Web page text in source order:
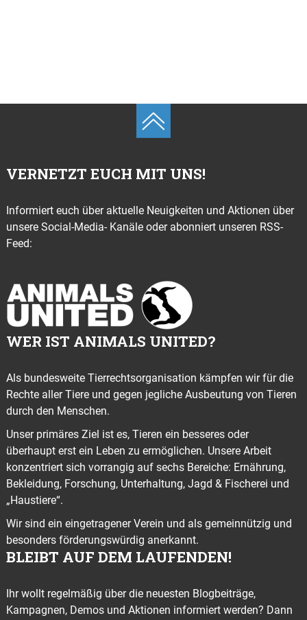
VERNETZT EUCH MIT UNS!
Informiert euch über aktuelle Neuigkeiten und Aktionen über
unsere Social-Media- Kanäle oder abonniert unseren RSS-
Feed:
WER IST ANIMALS UNITED?
Als bundesweite Tierrechtsorganisation kämpfen wir für die
Rechte aller Tiere und gegen jegliche Ausbeutung von Tieren
durch den Menschen.
Unser primäres Ziel ist es, Tieren ein besseres oder
überhaupt erst ein Leben zu ermöglichen. Unsere Arbeit
konzentriert sich vorrangig auf sechs Bereiche: Ernährung,
Bekleidung, Forschung, Unterhaltung, Jagd & Fischerei und
„Haustiere“.
Wir sind ein eingetragener Verein und als gemeinnützig und
besonders förderungswürdig anerkannt.
BLEIBT AUF DEM LAUFENDEN!
Ihr wollt regelmäßig über die neuesten Blogbeiträge,
Kampagnen, Demos und Aktionen informiert werden? Dann